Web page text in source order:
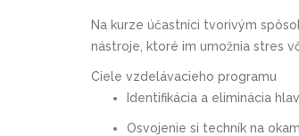
Na kurze účastníci tvorivým
nástroje, ktoré im umožnia stres
Ciele vzdelávacieho programu
Identifikácia a eliminácia
Osvojenie si techník na